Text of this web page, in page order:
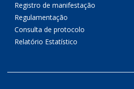
Registro de manifestação
Regulamentação
Consulta de protocolo
Relatório Estatístico